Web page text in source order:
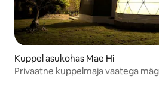
Kuppel asukohas Mae Hi
Privaatne kuppelmaja vaatega